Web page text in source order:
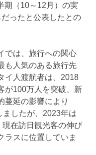
期（10～12月）の実
ったと公表したとの
では、旅行への関心
も人気のある旅行先
イ人渡航者は、2018
が100万人を突破、新
蔓延の影響により
したが、2023年は
在訪日観光客の伸び
ラスに位置していま